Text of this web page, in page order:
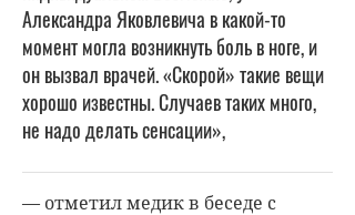
Александра Яковлевича в какой-то
момент могла возникнуть боль в ноге, и
он вызвал врачей. «Скорой» такие вещи
хорошо известны. Случаев таких много,
не надо делать сенсации»,
— отметил медик в беседе с